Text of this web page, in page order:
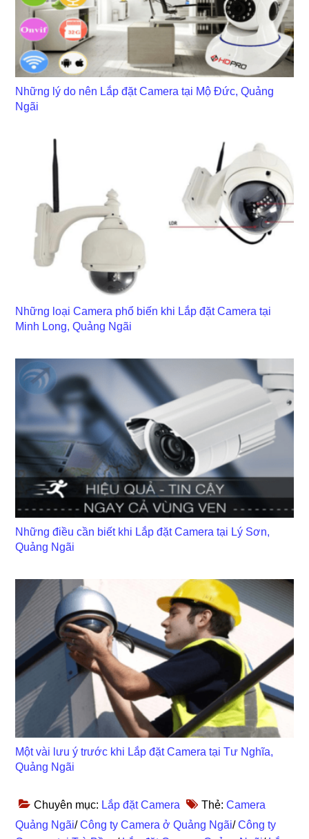
Những lý do nên Lắp đặt Camera tại Mộ Đức, Quảng
Ngãi
Những loại Camera phổ biến khi Lắp đặt Camera tại
Minh Long, Quảng Ngãi
Những điều cần biết khi Lắp đặt Camera tại Lý Sơn,
Quảng Ngãi
Một vài lưu ý trước khi Lắp đặt Camera tại Tư Nghĩa,
Quảng Ngãi
Chuyên mục: Lắp đặt Camera Thẻ:Camera
Quảng Ngãi/Công ty Camera ở Quảng Ngãi/Công ty